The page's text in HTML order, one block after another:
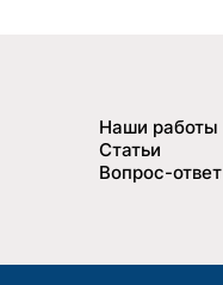
Наши работы
Статьи
Вопрос-ответ